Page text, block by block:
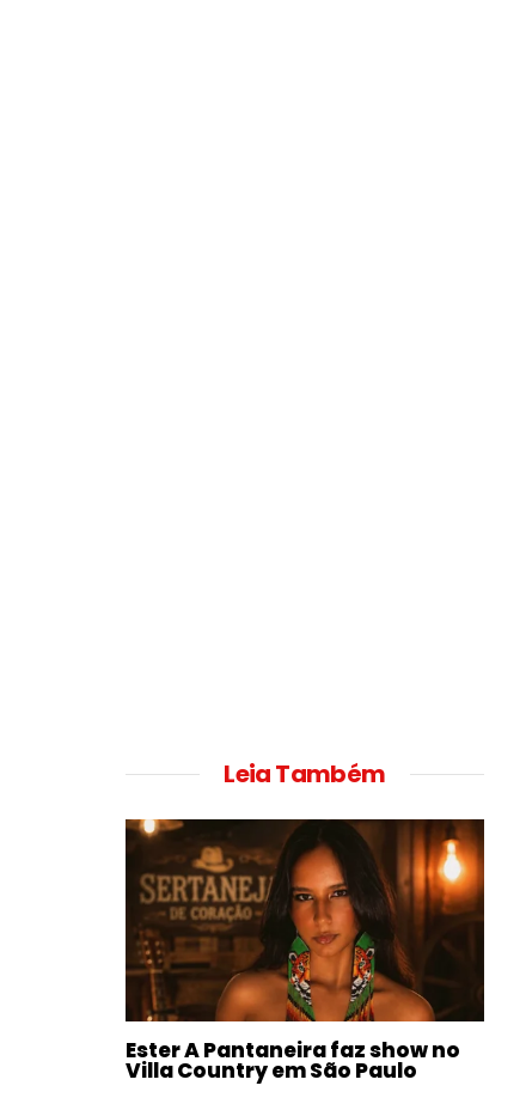
Leia Também
Ester A Pantaneira faz show no
Villa Country em São Paulo